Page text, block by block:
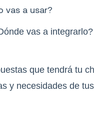
vas a usar?
vas a
que tendrá tu
y necesidades de